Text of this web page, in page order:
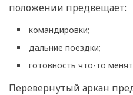
положении предвещает:
командировки;
дальние поездки;
готовность что-то
Перевернутый аркан